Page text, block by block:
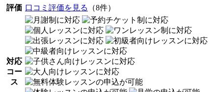
評価 口コミ評価を見る （8件）
対応
コー
ス